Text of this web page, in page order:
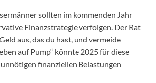
sollten im kommenden Jahr
Finanzstrategie verfolgen. Der Rat
aus, das du hast, und vermeide
auf Pump“ könnte 2025 für diese
finanziellen Belastungen